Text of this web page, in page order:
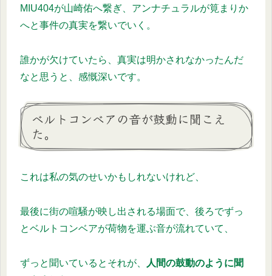
MIU404が山崎佑へ繋ぎ、アンナチュラルが筧まりか
へと事件の真実を繋いでいく。
誰かが欠けていたら、真実は明かされなかったんだ
なと思うと、感慨深いです。
ベルトコンベアの音が鼓動に聞こえ
た。
これは私の気のせいかもしれないけれど、
最後に街の喧騒が映し出される場面で、後ろでずっ
とベルトコンベアが荷物を運ぶ音が流れていて、
ずっと聞いているとそれが、
人間の鼓動のように聞